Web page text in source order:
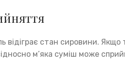
стан сировини.
м’яка суміш може